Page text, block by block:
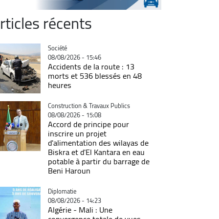
récents
Catégorie
Société
08/08/2026 - 15:46
Accidents de la route : 13
morts et 536 blessés en 48
heures
Catégorie
Construction & Travaux Publics
08/08/2026 - 15:08
Accord de principe pour
inscrire un projet
d'alimentation des wilayas de
Biskra et d'El Kantara en eau
potable à partir du barrage de
Beni Haroun
Catégorie
Diplomatie
08/08/2026 - 14:23
Algérie - Mali : Une